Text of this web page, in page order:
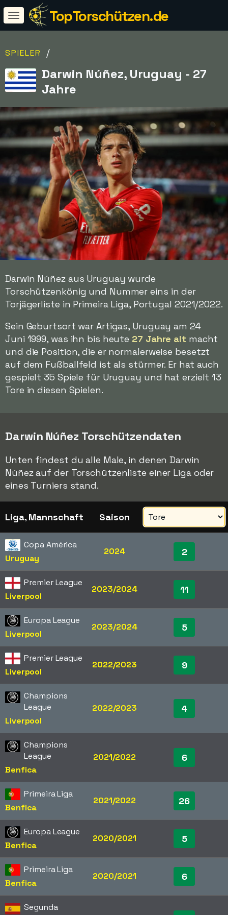
TopTorschützen.de
SPIELER /
Darwin Núñez, Uruguay - 27
Jahre
Darwin Núñez aus Uruguay wurde
Torschützenkönig und Nummer eins in der
Torjägerliste in Primeira Liga, Portugal 2021/2022.
Sein Geburtsort war Artigas, Uruguay am 24
Juni 1999, was ihn bis heute 27 Jahre alt macht
und die Position, die er normalerweise besetzt
auf dem Fußballfeld ist als stürmer. Er hat auch
gespielt 35 Spiele für Uruguay und hat erzielt 13
Tore in diesen Spielen.
Darwin Núñez Torschützendaten
Unten findest du alle Male, in denen Darwin
Núñez auf der Torschützenliste einer Liga oder
eines Turniers stand.
Liga, Mannschaft Saison
Copa América
Uruguay
2024 2
Premier League
Liverpool
2023/2024 11
Europa League
Liverpool
2023/2024 5
Premier League
Liverpool
2022/2023 9
Champions
League
Liverpool
2022/2023 4
Champions
League
Benfica
2021/2022 6
Primeira Liga
Benfica
2021/2022 26
Europa League
Benfica
2020/2021 5
Primeira Liga
Benfica
2020/2021 6
Segunda